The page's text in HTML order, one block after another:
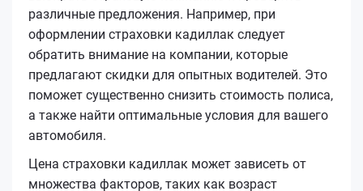
различные предложения. Например, при
оформлении страховки кадиллак следует
обратить внимание на компании, которые
предлагают скидки для опытных водителей. Это
поможет существенно снизить стоимость полиса,
а также найти оптимальные условия для вашего
автомобиля.
Цена страховки кадиллак может зависеть от
множества факторов, таких как возраст